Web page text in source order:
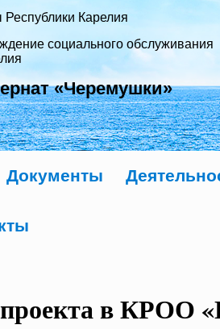
Карелия
социального обслуживания
«Черемушки»
Документы
в КРОО